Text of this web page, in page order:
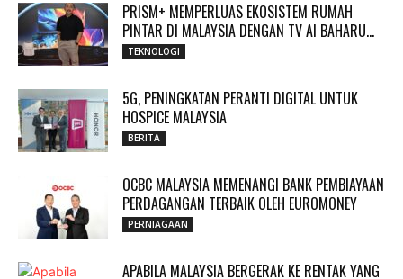
PRISM+ MEMPERLUAS EKOSISTEM RUMAH
PINTAR DI MALAYSIA DENGAN TV AI BAHARU...
TEKNOLOGI
5G, PENINGKATAN PERANTI DIGITAL UNTUK
HOSPICE MALAYSIA
BERITA
OCBC MALAYSIA MEMENANGI BANK PEMBIAYAAN
PERDAGANGAN TERBAIK OLEH EUROMONEY
PERNIAGAAN
APABILA MALAYSIA BERGERAK KE RENTAK YANG